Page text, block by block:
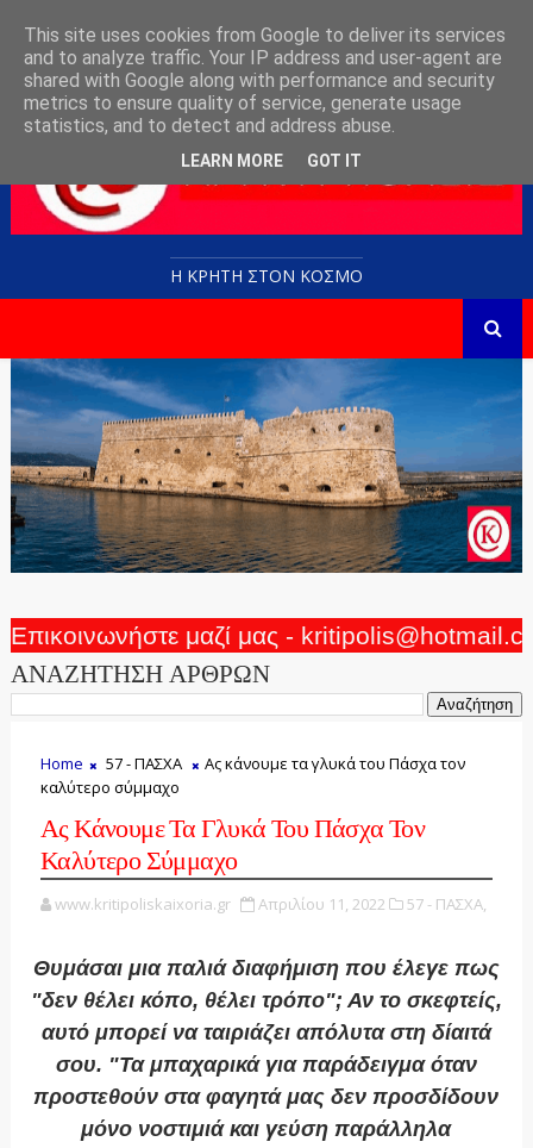
Η ΚΡΗΤΗ ΣΤΟN KOΣΜΟ
Επικοινωνήστε μαζί μας -
ΑΝΑΖΗΤΗΣΗ ΑΡΘΡΩΝ
Home 57 - ΠΑΣΧΑ
Ας κάνουμε τα γλυκά του Πάσχα τον
καλύτερο σύμμαχο
Ας Κάνουμε Τα Γλυκά Του Πάσχα Τον
Καλύτερο Σύμμαχο
www.kritipoliskaixoria.gr Απριλίου 11, 2022 57 - ΠΑΣΧΑ,
Θυμάσαι μια παλιά διαφήμιση που έλεγε πως
"δεν θέλει κόπο, θέλει τρόπο"; Αν το σκεφτείς,
αυτό μπορεί να ταιριάζει απόλυτα στη δίαιτά
σου. "Τα μπαχαρικά για παράδειγμα όταν
προστεθούν στα φαγητά μας δεν προσδίδουν
μόνο νοστιμιά και γεύση παράλληλα
This site uses cookies from Google to deliver its services
and to analyze traffic. Your IP address and user-agent are
shared with Google along with performance and security
metrics to ensure quality of service, generate usage
statistics, and to detect and address abuse.
LEARN MORE GOT IT